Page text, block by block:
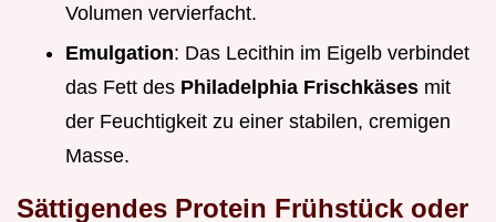
Volumen vervierfacht.
Emulgation: Das Lecithin im Eigelb verbindet
das Fett des Philadelphia Frischkäses mit
der Feuchtigkeit zu einer stabilen, cremigen
Masse.
Sättigendes Protein Frühstück oder